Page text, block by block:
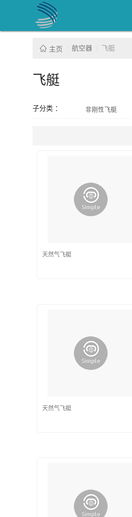
主页 航空器 飞艇
飞艇
子分类 ： 非刚性飞艇
天然气飞艇
天然气飞艇